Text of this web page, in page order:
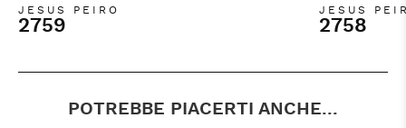
JESUS PEIRO
2759
JESUS
2758
POTREBBE PIACERTI ANCHE...